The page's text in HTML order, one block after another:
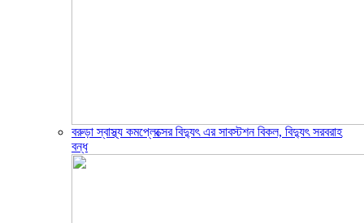
বরুড়া স্বাস্থ্য কমপ্লেক্সের বিদ্যুৎ এর সাবস্টশন বিকল, বিদ্যুৎ সরবরাহ
বন্ধ